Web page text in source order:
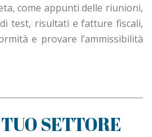
come appunti delle riunioni,
test, risultati e fatture fiscali,
e provare l’ammissibilità
SETTORE